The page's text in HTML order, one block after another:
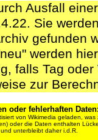
Ausfall
Sie
gefunden
werden
falls Tag
zur
oder fehlerhaften Daten:
von Wikimedia geladen,
oder die Daten enthalten
unterbleibt daher i.d.R.